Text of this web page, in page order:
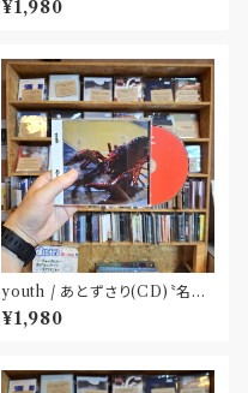
¥1,980
youth / あとずさり(CD)〝名古
屋〟
¥1,980